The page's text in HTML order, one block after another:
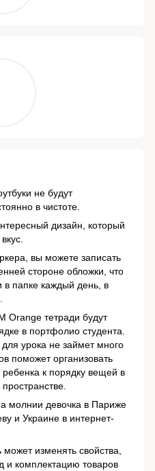
не будут
в чистоте.
дизайн, который
вы можете записать
стороне обложки, что
в папке каждый день, в
Orange тетради будут
в портфолио студента.
урока не займет много
поможет организовать
к порядку вещей в
молнии девочка в Париже
и Украине в интернет-
изменять свойства,
и комплектацию товаров